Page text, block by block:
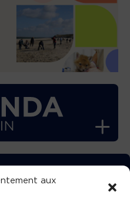
aux
TVBA !